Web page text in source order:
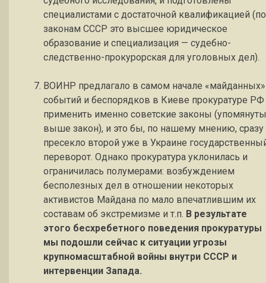
специалистами с достаточной квалификацией (по
законам СССР это высшее юридическое
образование и специализация — судебно-
следственно-прокурорская для уголовных дел).
ВОИНР предлагало в самом начале «майданных»
событий и беспорядков в Киеве прокуратуре РФ
применить именно советские законы
выше закон), и это бы, по нашему мнению, сразу
пресекло второй уже в Украине
переворот. Однако прокуратура уклонилась и
ограничилась полумерами: возбуждением
бесполезных дел в отношении некоторых
активистов Майдана по мало впечатлившим их
составам об экстремизме и т.п. В результате
этого бесхребетного поведения прокуратуры
мы подошли сейчас к ситуации угрозы
крупномасштабной войны внутри СССР и
интервенции Запада.